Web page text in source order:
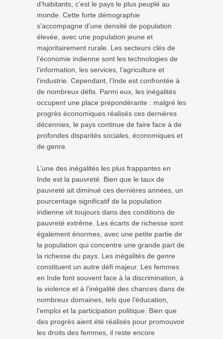
d’habitants, c’est le pays le plus peuplé au
monde. Cette forte démographie
s’accompagne d’une densité de population
élevée, avec une population jeune et
majoritairement rurale. Les secteurs clés de
l’économie indienne sont les technologies de
l’information, les services, l’agriculture et
l’industrie. Cependant, l’Inde est confrontée à
de nombreux défis. Parmi eux, les inégalités
occupent une place prépondérante : malgré les
progrès économiques réalisés ces dernières
décennies, le pays continue de faire face à de
profondes disparités sociales, économiques et
de genre.
L’une des inégalités les plus frappantes en
Inde est la pauvreté. Bien que le taux de
pauvreté ait diminué ces dernières années, un
pourcentage significatif de la population
indienne vit toujours dans des conditions de
pauvreté extrême. Les écarts de richesse sont
également énormes, avec une petite partie de
la population qui concentre une grande part de
la richesse du pays. Les inégalités de genre
constituent un autre défi majeur. Les femmes
en Inde font souvent face à la discrimination, à
la violence et à l’inégalité des chances dans de
nombreux domaines, tels que l’éducation,
l’emploi et la participation politique. Bien que
des progrès aient été réalisés pour promouvoir
les droits des femmes, il reste encore